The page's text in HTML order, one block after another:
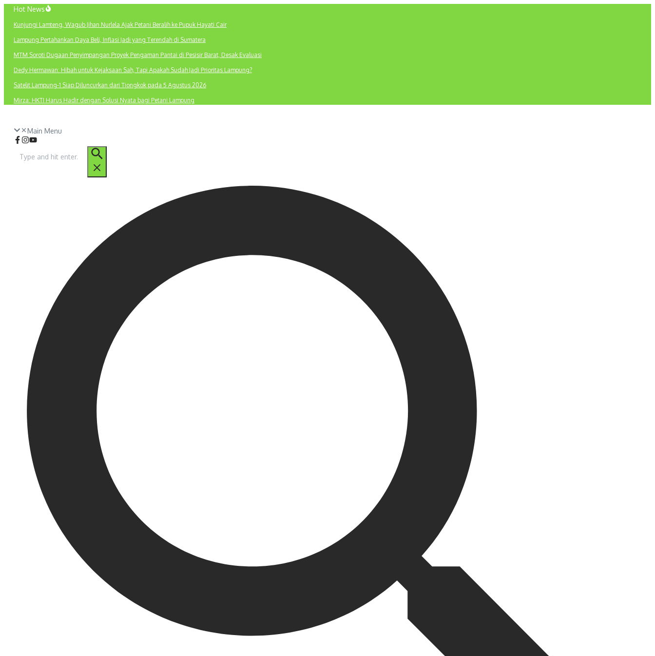
Lewati
konten
Hot News
Kunjungi Lamteng, Wagub Jihan Nurlela Ajak Petani Beralih ke Pupuk Hayati Cair
Lampung Pertahankan Daya Beli, Inflasi Jadi yang Terendah di Sumatera
MTM Soroti Dugaan Penyimpangan Proyek Pengaman Pantai di Pesisir Barat, Desak Evaluasi
Dedy Hermawan: Hibah untuk Kejaksaan Sah, Tapi Apakah Sudah Jadi Prioritas Lampung?
Satelit Lampung-1 Siap Diluncurkan dari Tiongkok pada 5 Agustus 2026
Mirza: HKTI Harus Hadir dengan Solusi Nyata bagi Petani Lampung
Main Menu
untuk: